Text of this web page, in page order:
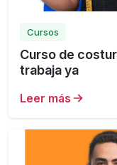
Cursos
Curso de
trabaja ya
Leer más